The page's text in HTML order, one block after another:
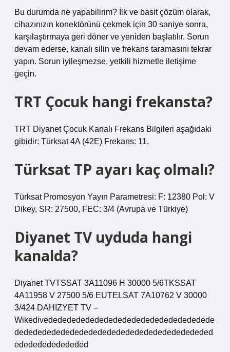
Bu durumda ne yapabilirim? İlk ve basit çözüm olarak,
cihazınızın konektörünü çekmek için 30 saniye sonra,
karşılaştırmaya geri döner ve yeniden başlatılır. Sorun
devam ederse, kanalı silin ve frekans taramasını tekrar
yapın. Sorun iyileşmezse, yetkili hizmetle iletişime
geçin.
TRT Çocuk hangi frekansta?
TRT Diyanet Çocuk Kanalı Frekans Bilgileri aşağıdaki
gibidir: Türksat 4A (42E) Frekans: 11.
Türksat TP ayarı kaç olmalı?
Türksat Promosyon Yayın Parametresi: F: 12380 Pol: V
Dikey, SR: 27500, FEC: 3/4 (Avrupa ve Türkiye)
Diyanet TV uyduda hangi
kanalda?
Diyanet TVTSSAT 3A11096 H 30000 5/6TKSSAT
4A11958 V 27500 5/6 EUTELSAT 7A10762 V 30000
3/424 DAHIZYET TV –
Wikedivedededededededededededededededededede
dededededededededededededededededededededed
edededededededed